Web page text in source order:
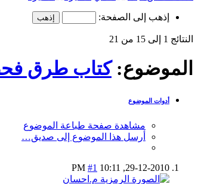
إذهب إلى الصفحة:
النتائج 1 إلى 15 من 21
الموضوع:كتاب طرق
أدوات الموضوع
مشاهدة صفحة طباعة الموضوع
أرسل هذا الموضوع إلى صديق…
29-12-2010,
10:11 PM
#1